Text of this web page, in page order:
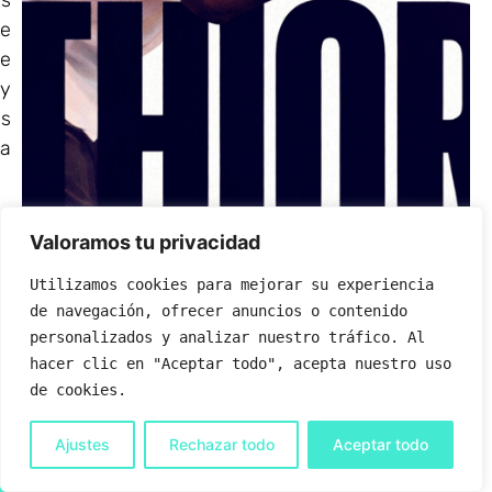
Valoramos tu privacidad
Utilizamos cookies para mejorar su experiencia
de navegación, ofrecer anuncios o contenido
personalizados y analizar nuestro tráfico. Al
hacer clic en "Aceptar todo", acepta nuestro uso
de cookies.
Ajustes Rechazar todo Aceptar todo